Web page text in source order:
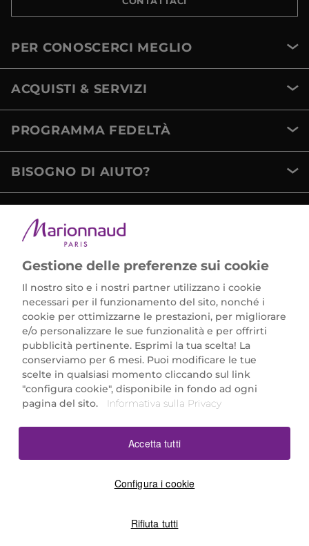
PER CONOSCERCI MEGLIO
ACQUISTI & SERVIZI
PROGRAMMA FEDELTÀ
BISOGNO DI AIUTO?
Marionnaud Parfumeries Italia S.r.l.
Largo Fiera Milano 5, 20017 Rho (MI)
REA Milano 1650024 con P.IVA 13425220152.
SCARICA LA NOSTRA APP
Gestione delle preferenze sui cookie
Il nostro sito e i nostri partner utilizzano i cookie
necessari per il funzionamento del sito, nonché i
cookie per ottimizzarne le prestazioni, per migliorare
e/o personalizzare le sue funzionalità e per offrirti
pubblicità pertinente. Esprimi la tua scelta! La
conserviamo per 6 mesi. Puoi modificare le tue
scelte in qualsiasi momento cliccando sul link
"configura cookie", disponibile in fondo ad ogni
pagina del sito.
Informativa sulla Privacy
Configura i cookie
Rifiuta tutti
Accetta tutti